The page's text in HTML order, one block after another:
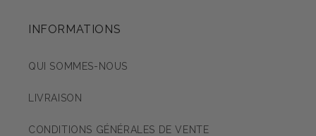
INFORMATIONS
QUI SOMMES-NOUS
LIVRAISON
CONDITIONS GÉNÉRALES DE VENTE